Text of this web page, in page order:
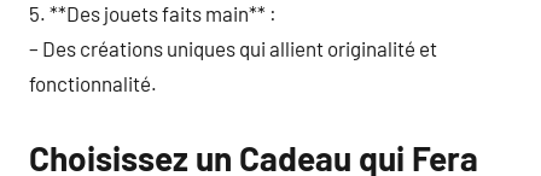
5. **Des jouets faits main** :
– Des créations uniques qui allient originalité et
fonctionnalité.
Choisissez un Cadeau qui Fera